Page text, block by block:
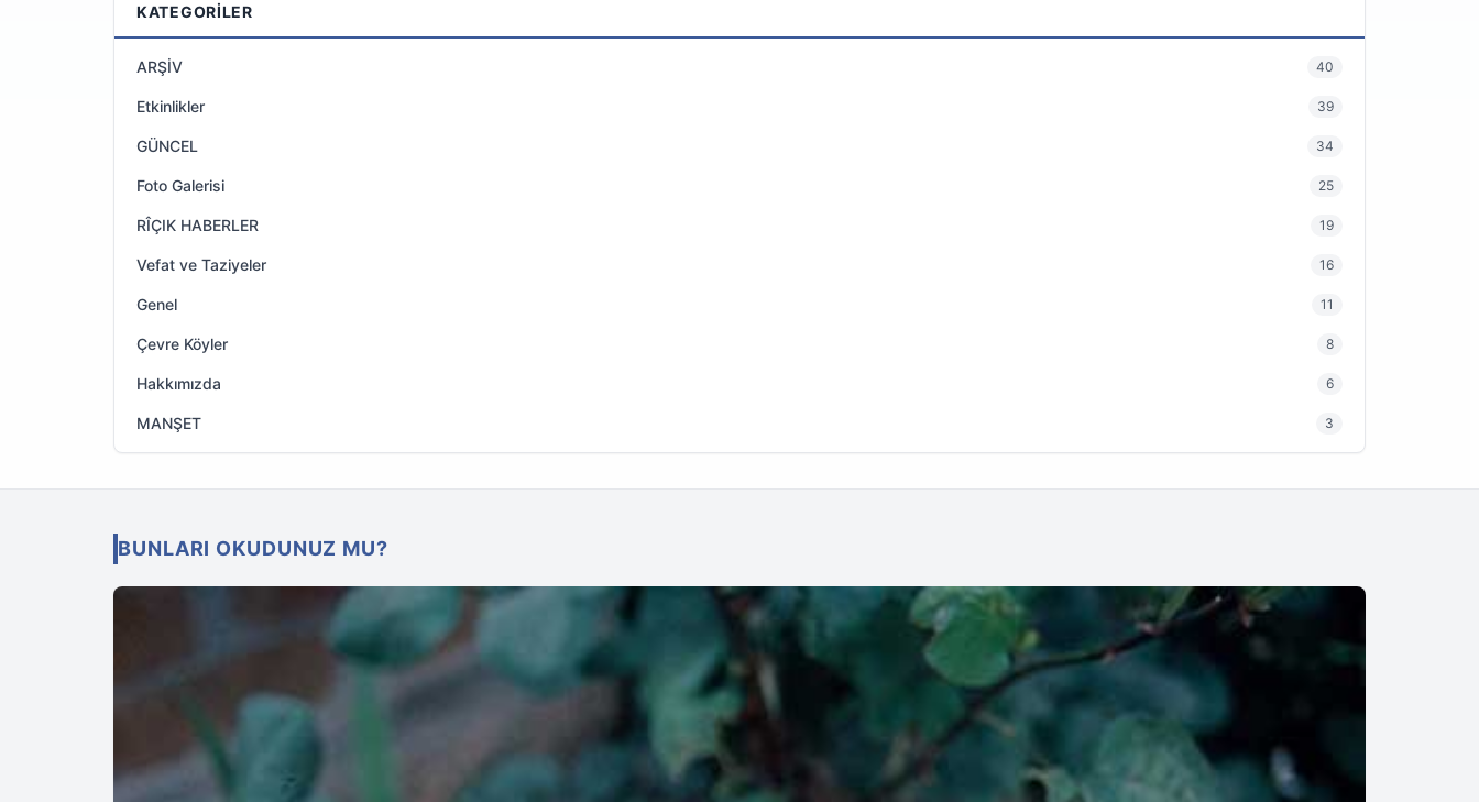
KATEGORILER
ARŞİV 40
Etkinlikler 39
GÜNCEL 34
Foto Galerisi 25
RÎÇIK HABERLER 19
Vefat ve Taziyeler 16
Genel 11
Çevre Köyler 8
Hakkımızda 6
MANŞET 3
BUNLARI OKUDUNUZ MU?